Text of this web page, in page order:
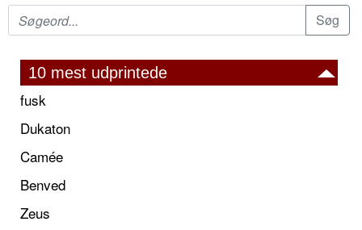
10 mest udprintede
fusk
Dukaton
Camée
Benved
Zeus